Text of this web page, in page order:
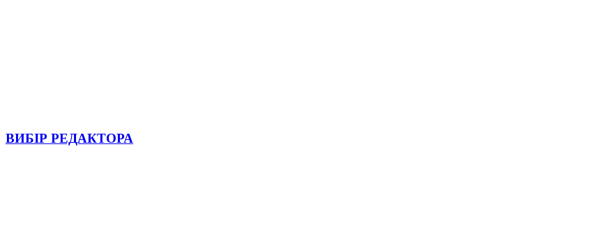
ВИБІР РЕДАКТОРА